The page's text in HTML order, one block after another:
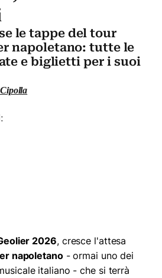
le tappe del tour
napoletano: tutte le
e biglietti per i suoi
2026, cresce l'attesa
napoletano- ormai uno dei
italiano - che si terrà